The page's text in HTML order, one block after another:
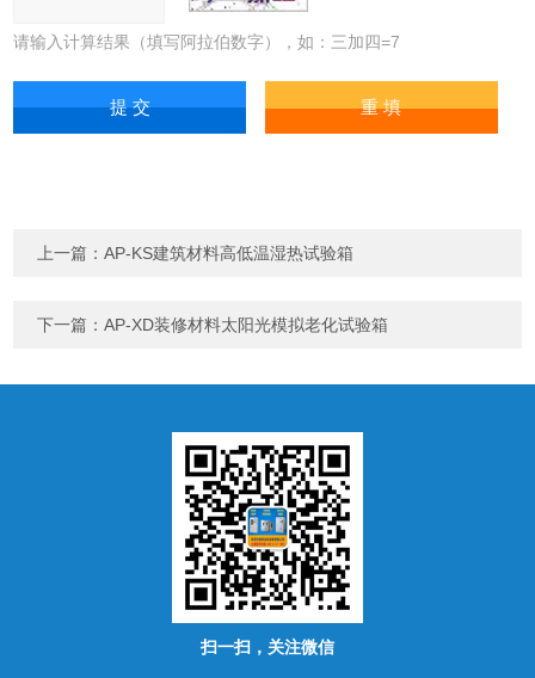
请输入计算结果（填写阿拉伯数字），如：三加四=7
上一篇：AP-KS建筑材料高低温湿热试验箱
下一篇：AP-XD装修材料太阳光模拟老化试验箱
扫一扫，关注微信